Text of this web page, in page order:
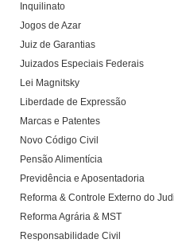
Inquilinato
Jogos de Azar
Juiz de Garantias
Juizados Especiais Federais
Lei Magnitsky
Liberdade de Expressão
Marcas e Patentes
Novo Código Civil
Pensão Alimentícia
Previdência e Aposentadoria
Reforma & Controle Externo do
Reforma Agrária & MST
Responsabilidade Civil